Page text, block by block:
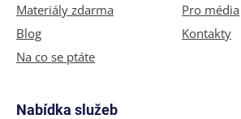
Materiály zdarma
Blog
Na co se ptáte
Pro média
Kontakty
Nabídka služeb